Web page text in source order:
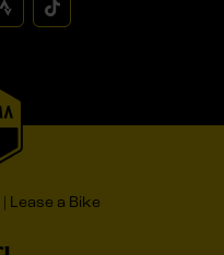
Lease a Bike